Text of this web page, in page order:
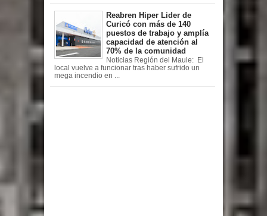
Reabren Hiper Lider de
Curicó con más de 140
puestos de trabajo y amplía
capacidad de atención al
70% de la comunidad
Noticias Región del Maule: El
local vuelve a funcionar tras haber sufrido un
mega incendio en ...